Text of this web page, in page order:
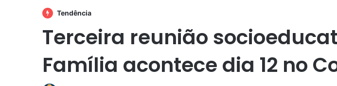
Tendência
Terceira reunião
Família acontece dia 12 no